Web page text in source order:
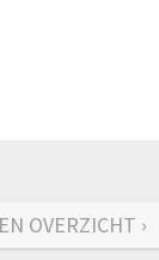
OVERZICHT ›